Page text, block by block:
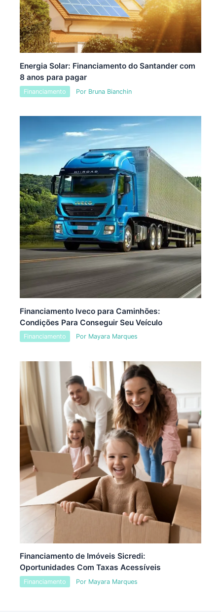
Energia Solar: Financiamento do Santander com
8 anos para pagar
Financiamento Por Bruna Bianchin
Financiamento Iveco para Caminhões:
Condições Para Conseguir Seu Veículo
Financiamento Por Mayara Marques
Financiamento de Imóveis Sicredi:
Oportunidades Com Taxas Acessíveis
Financiamento Por Mayara Marques